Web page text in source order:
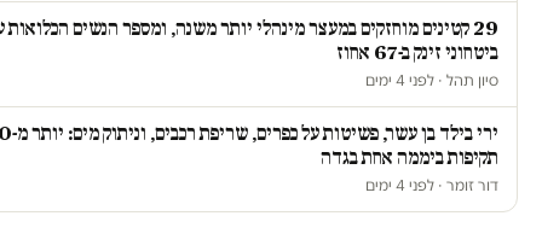
29 קטינים מוחזקים במעצר מינהלי יותר משנה, ומספר הנשים הכלואות
ביטחוני זינק ב-67 אחוז
סיון תהל · לפני 4 ימים
ירי בילד בן עשר,
תקיפות ביממה אחת בגדה
דור זומר · לפני 4 ימים